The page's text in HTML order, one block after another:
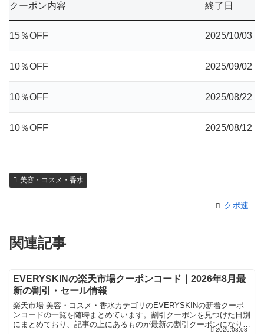
クーポン内容 終了日
15％OFF 2025/10/03
10％OFF 2025/09/02
10％OFF 2025/08/22
10％OFF 2025/08/12
美容・コスメ・香水
クポ速
関連記事
EVERYSKINの楽天市場クーポンコード｜2026年8月最
新の割引・セール情報
楽天市場 美容・コスメ・香水カテゴリのEVERYSKINの新着クーポ
ンコードの一覧を随時まとめています。割引クーポンを見つけた日別
にまとめており、記事の上にあるものが最新の割引クーポンになりま
2026.08.08